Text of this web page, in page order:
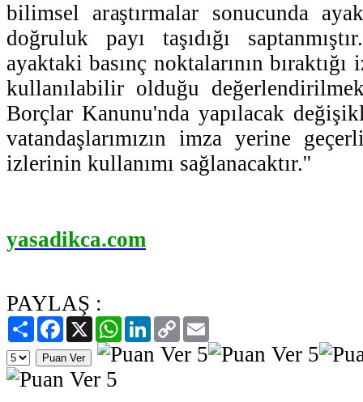
bilimsel araştırmalar sonucunda
doğruluk payı taşıdığı
ayaktaki basınç noktalarının
kullanılabilir olduğu
Borçlar Kanunu'nda yapılacak
vatandaşlarımızın imza yerine
izlerinin kullanımı sağlanacaktır.''
yasadikca.com
PAYLAŞ :
PaylaşFacebook
X WhatsAppLinkedIn
Copy
Link